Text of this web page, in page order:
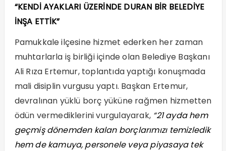
“KENDİ AYAKLARI ÜZERİNDE DURAN BİR BELEDİYE
İNŞA ETTİK”
Pamukkale ilçesine hizmet ederken her zaman
muhtarlarla iş birliği içinde olan Belediye Başkanı
Ali Rıza Ertemur, toplantıda yaptığı konuşmada
mali disiplin vurgusu yaptı. Başkan Ertemur,
devralınan yüklü borç yüküne rağmen hizmetten
ödün vermediklerini vurgulayarak, “21 ayda hem
geçmiş dönemden kalan borçlarımızı temizledik
hem de kamuya, personele veya piyasaya tek